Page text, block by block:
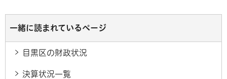
一緒に読まれているページ
目黒区の財政状況
決算状況一覧